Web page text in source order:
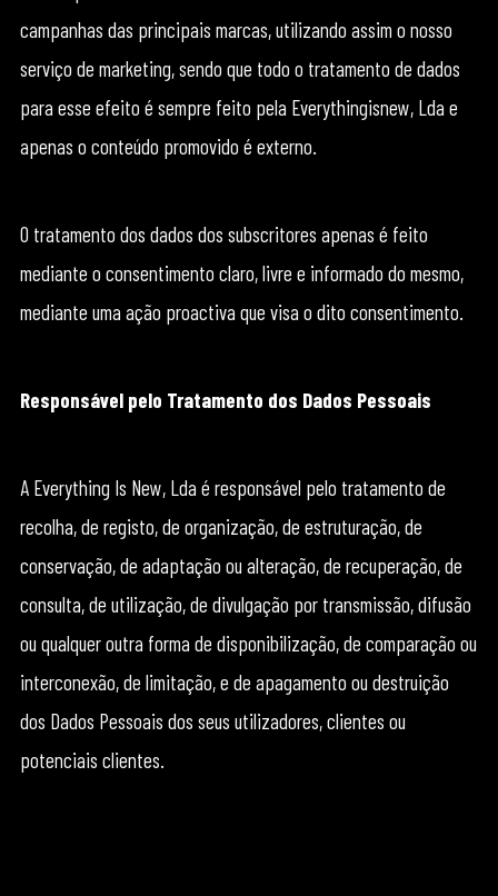
campanhas das principais marcas, utilizando assim o nosso
serviço de marketing, sendo que todo o tratamento de dados
para esse efeito é sempre feito pela Everythingisnew, Lda e
apenas o conteúdo promovido é externo.
O tratamento dos dados dos subscritores apenas é feito
mediante o consentimento claro, livre e informado do mesmo,
mediante uma ação proactiva que visa o dito consentimento.
Responsável pelo Tratamento dos Dados Pessoais
A Everything Is New, Lda é responsável pelo tratamento de
recolha, de registo, de organização, de estruturação, de
conservação, de adaptação ou alteração, de recuperação, de
consulta, de utilização, de divulgação por transmissão, difusão
ou qualquer outra forma de disponibilização, de comparação ou
interconexão, de limitação, e de apagamento ou destruição
dos Dados Pessoais dos seus utilizadores, clientes ou
potenciais clientes.